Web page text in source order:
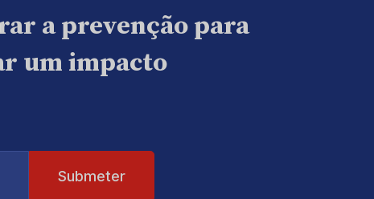
a prevenção para
um impacto